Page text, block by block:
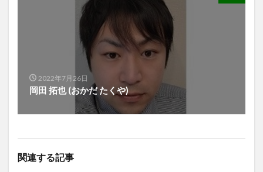
2022年7月26日
岡田 拓也 (おかだ たくや)
関連する記事